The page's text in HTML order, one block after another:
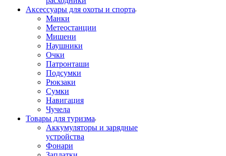
Аксессуары для охоты и спорта
Манки
Метеостанции
Мишени
Наушники
Очки
Патронташи
Подсумки
Рюкзаки
Сумки
Навигация
Чучела
Товары для туризма
Аккумуляторы и зарядные
устройства
Фонари